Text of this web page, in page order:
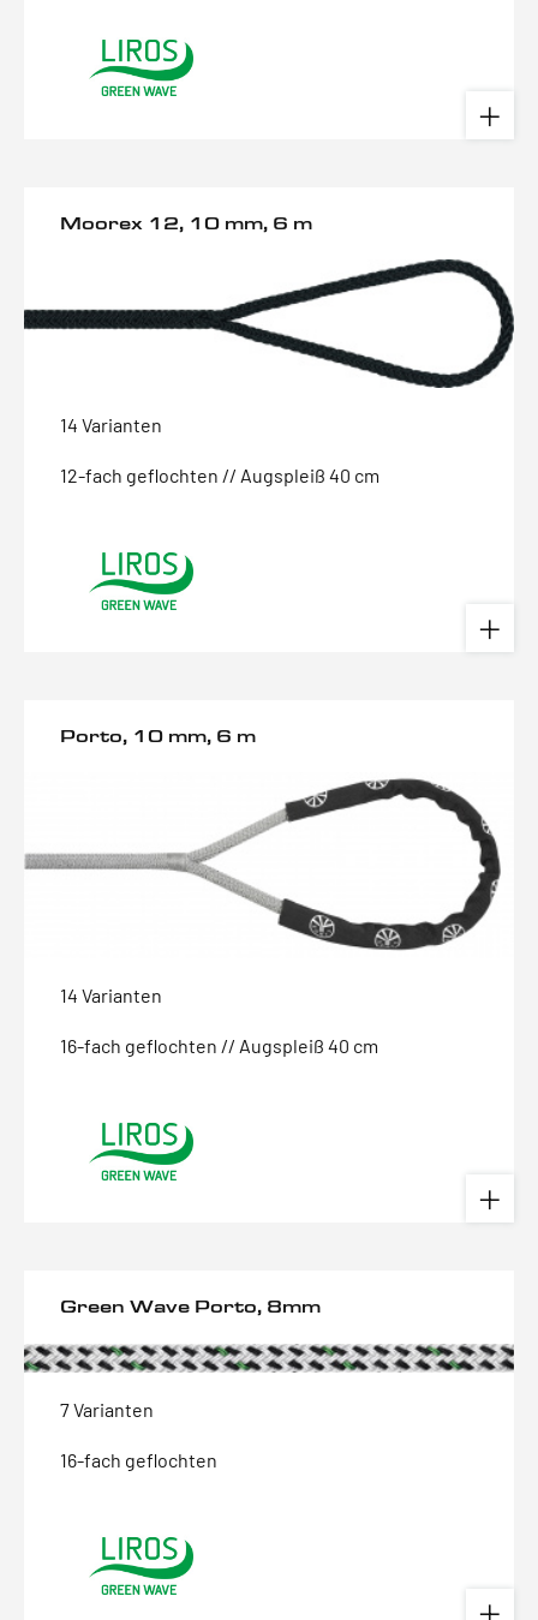
Moorex 12, 10 mm, 6 m
14 Varianten
12-fach geflochten // Augspleiß 40 cm
Porto, 10 mm, 6 m
14 Varianten
16-fach geflochten // Augspleiß 40 cm
Green Wave Porto, 8mm
7 Varianten
16-fach geflochten